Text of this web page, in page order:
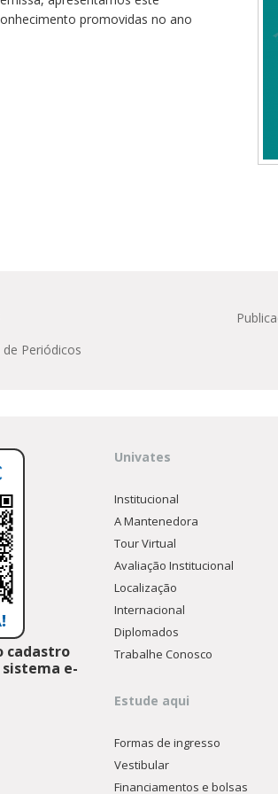
promovidas no ano
Periódicos
cadastro
e-
Univates
Institucional
A Mantenedora
Tour Virtual
Avaliação Institucional
Localização
Internacional
Diplomados
Trabalhe Conosco
Estude aqui
Formas de ingresso
Vestibular
Financiamentos e bolsas